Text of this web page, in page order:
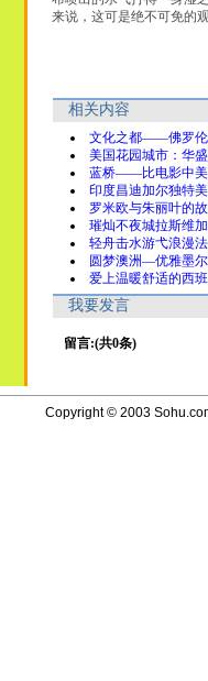
来说，这可是绝不可免的
相关内容
文化之都——佛罗
美国花园城市：华
蓝桥——比电影中
印度昌迪加尔独特
罗米欧与朱丽叶的
璀灿不夜城拉斯维
轻舟击水游弋浪漫
圆梦澳洲—优雅墨
爱上温暖舒适的西
我要发言
留言:(共0条)
Copyright © 2003